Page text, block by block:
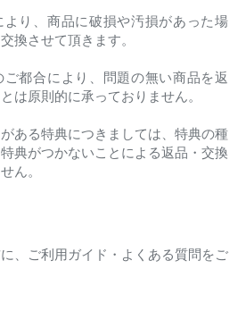
より、商品に破損や汚損があった場
換させて頂きます。
都合により、問題の無い商品を返
は原則的に承っておりません。
ある特典につきましては、特典の種
典がつかないことによる返品・交換
ん。
、ご利用ガイド・よくある質問をご